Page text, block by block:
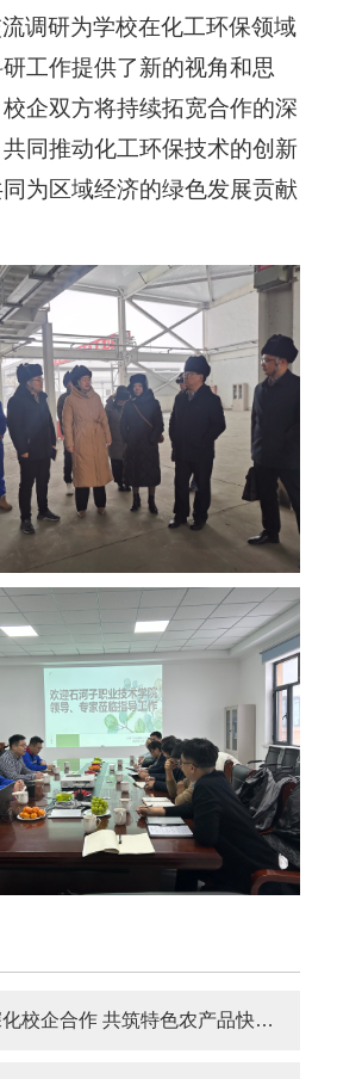
调研为学校在化工环保领域
工作提供了新的视角和思
企双方将持续拓宽合作的深
共同推动化工环保技术的创新
为区域经济的绿色发展贡献
合作 共筑特色农产品快速检测技术新高地——食品工程学院与新疆农业科学院开展交流座谈